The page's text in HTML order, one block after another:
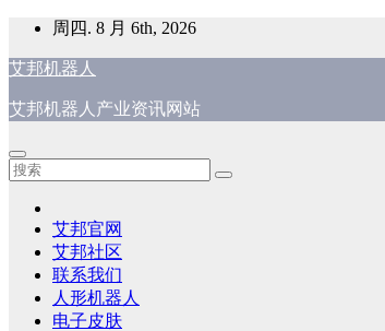
内
周四. 8 月 6th, 2026
艾邦机器人
艾邦机器人产业资讯网站
艾邦官网
艾邦社区
联系我们
人形机器人
电子皮肤